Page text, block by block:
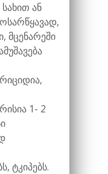
ან
მცენარეში
1- 2
ტკიპებს.